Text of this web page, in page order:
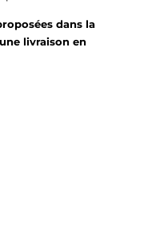
dans la
livraison en